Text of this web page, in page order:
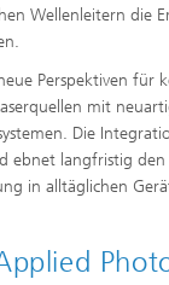
Wellenleitern die
Perspektiven für
mit
Die
ebnet langfristig
in alltäglichen